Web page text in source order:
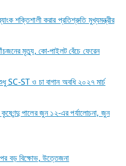
শক্তিশালী করার প্রতিশ্রুতি মুখ্যমন্ত্রীর
মৃত্যু, কো-পাইলট বেঁচে ফেরেন
ST ও চা বাগান অবধি ২০২৭ মার্চ
পালের জুন ১২-এর পর্যালোচনা, জুন
পর বড় বিক্ষোভ, উত্তেজনা